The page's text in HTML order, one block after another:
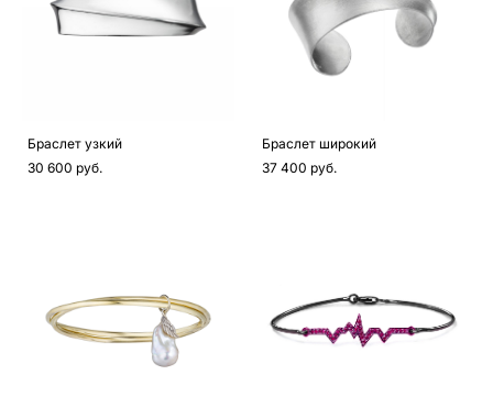
Браслет узкий
30 600 pуб.
Браслет широкий
37 400 pуб.